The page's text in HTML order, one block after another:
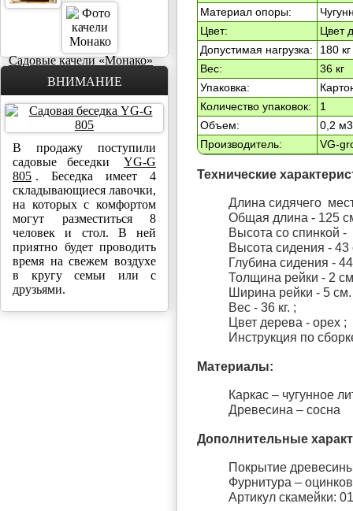
Садовые качели «Монако»
ВНИМАНИЕ
В продажу поступили
садовые беседки
YG-G
805 . Беседка имеет 4
складывающиеся лавочки,
на которых с комфортом
могут разместиться 8
человек и стол. В ней
приятно будет проводить
время на свежем воздухе
в кругу семьи или с
друзьями.
Материал опоры:
Цвет:
Цвет
Допустимая нагрузка:
180 кг
Вес:
36 кг
Упаковка:
Количество упаковок:
1
Объем:
0,2 м3
Производитель:
VG-
Технические
Длина сидячего
Общая длина - 125
Высота со спинкой -
Высота сидения - 43
Глубина сидения -
Толщина рейки - 2
Ширина рейки - 5 см.
Вес - 36 кг. ;
Цвет дерева - орех ;
Инструкция по
Материалы:
Каркас – чугунное
Древесина – сосна
Дополнительные
Покрытие
Фурнитура –
Артикул скамейки: